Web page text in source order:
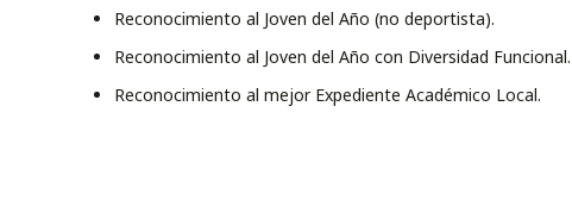
Reconocimiento al Joven del Año (no deportista).
Reconocimiento al Joven del Año con Diversidad Funcional.
Reconocimiento al mejor Expediente Académico Local.